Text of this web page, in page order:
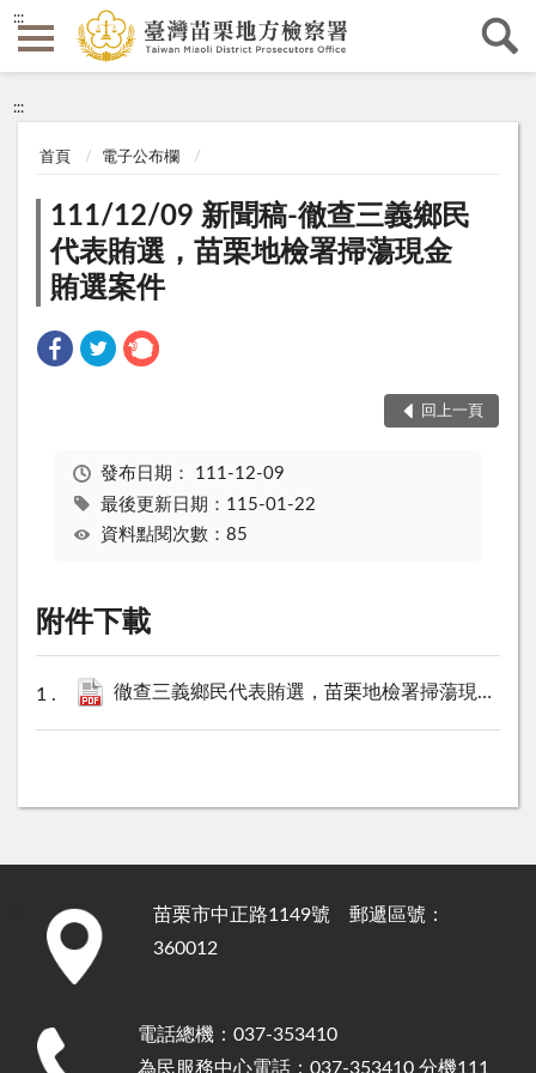
:::
:::
首頁 電子公布欄
111/12/09 新聞稿-徹查三義鄉民
代表賄選，苗栗地檢署掃蕩現金
賄選案件
回上一頁
發布日期： 111-12-09
最後更新日期：115-01-22
資料點閱次數：85
附件下載
徹查三義鄉民代表賄選，苗栗地檢署掃蕩現金賄選案件.pdf
苗栗市中正路1149號 郵遞區號：
360012
電話總機：037-353410
為民服務中心電話：037-353410 分機111